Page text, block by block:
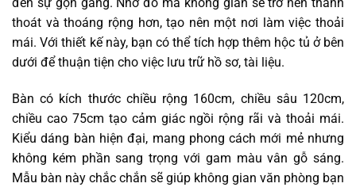
thoát và thoáng rộng hơn, tạo nên một nơi làm việc thoải
mái. Với thiết kế này, bạn có thể tích hợp thêm hộc tủ ở bên
dưới để thuận tiện cho việc lưu trữ hồ sơ, tài liệu.
Bàn có kích thước chiều rộng 160cm, chiều sâu 120cm,
chiều cao 75cm tạo cảm giác ngồi rộng rãi và thoải mái.
Kiểu dáng bàn hiện đại, mang phong cách mới mẻ nhưng
không kém phần sang trọng với gam màu vân gỗ sáng.
Mẫu bàn này chắc chắn sẽ giúp không gian văn phòng bạn